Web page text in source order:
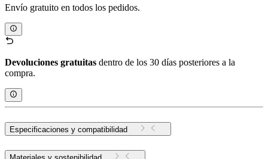
Envío gratuito en todos los pedidos.
Devoluciones gratuitas dentro de los 30 días posteriores a la
compra.
Especificaciones y compatibilidad